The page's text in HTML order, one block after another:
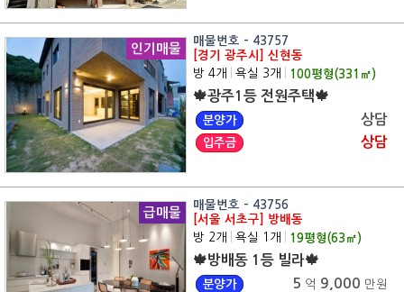
인기매물
매물번호 - 43757
[경기 광주시] 신현동
방 4개
욕실 3개 100평형(331 ㎡)
🍁광주1등 전원주택🍁
분양가 상담
입주금 상담
급매물
매물번호 - 43756
[서울 서초구] 방배동
방 2개
욕실 1개 19평형(63㎡)
🍁방배동 1등 빌라🍁
분양가 5 억 9,000 만원